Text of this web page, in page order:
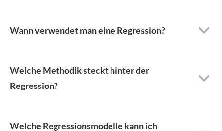
Wann verwendet man eine Regression?
Welche Methodik steckt hinter der
Regression?
Welche Regressionsmodelle kann ich